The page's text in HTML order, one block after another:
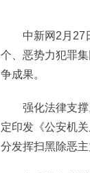
中新网2月27日
个、恶势力犯罪
争成果。
强化法律支撑。
定印发《公安机
分发挥扫黑除恶